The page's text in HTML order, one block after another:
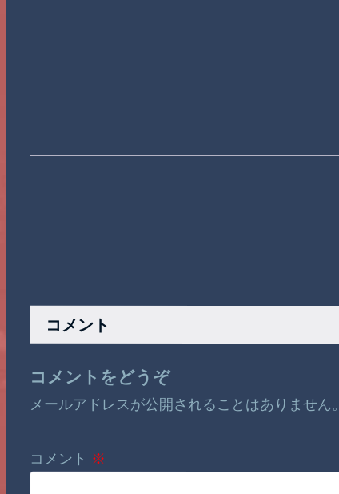
コメント
コメントをどうぞ
メールアドレスが公開されることはありません。
コメント ※